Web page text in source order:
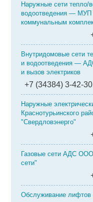
Наружные сети тепло/
водоотведения — МУП
коммунальным
Внутридомовые сети
и водоотведения —
и вызов электриков
+7 (34384) 3-42-
Наружные
Краснотурьинского
"Свердловэнерго"
Газовые сети АДС ООО
сети"
Обслуживание